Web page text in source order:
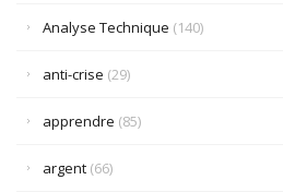
Analyse Technique (140)
anti-crise (29)
apprendre (85)
argent (66)